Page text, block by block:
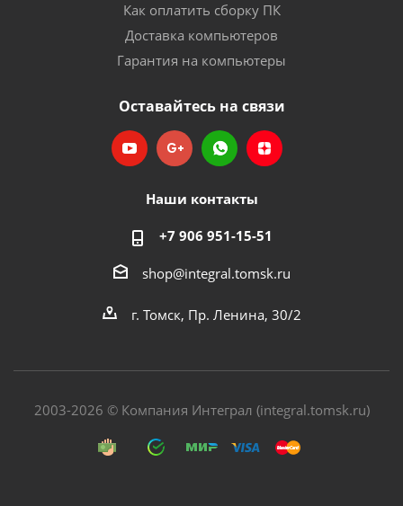
Как оплатить сборку ПК
Доставка компьютеров
Гарантия на компьютеры
Оставайтесь на связи
Наши контакты
+7 906 951-15-51
shop@integral.tomsk.ru
г. Томск, Пр. Ленина, 30/2
2003-2026 © Компания Интеграл (integral.tomsk.ru)